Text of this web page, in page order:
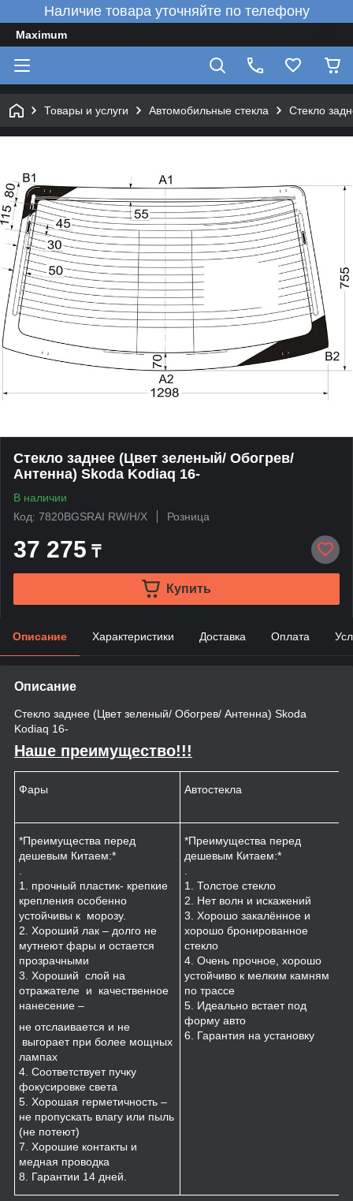
Наличие товара уточняйте по телефону
Maximum
Товары и услуги Автомобильные стекла Стекло
Стекло заднее (Цвет зеленый/ Обогрев/
Антенна) Skoda Kodiaq 16-
В наличии
Код: 7820BGSRAI RW/H/X
Розница
37 275 ₸
Купить
Описание Характеристики Доставка Оплата
Описание
Стекло заднее (Цвет зеленый/ Обогрев/ Антенна) Skoda
Kodiaq 16-
Наше преимущество!!!
Фары Автостекла
*Преимущества перед
дешевым Китаем:*
.
1. прочный пластик- крепкие
крепления особенно
устойчивы к морозу.
2. Хороший лак – долго не
мутнеют фары и остается
прозрачными
3. Хороший слой на
отражателе и качественное
нанесение –
не отслаивается и не
выгорает при более мощных
лампах
4. Соответствует пучку
фокусировке света
5. Хорошая герметичность –
не пропускать влагу или пыль
(не потеют)
7. Хорошие контакты и
медная проводка
8. Гарантии 14 дней.
*Преимущества перед
дешевым Китаем:*
.
1. Толстое стекло
2. Нет волн и искажений
3. Хорошо закалённое и
хорошо бронированное
стекло
4. Очень прочное, хорошо
устойчиво к мелким камням
по трассе
5. Идеально встает под
форму авто
6. Гарантия на установку